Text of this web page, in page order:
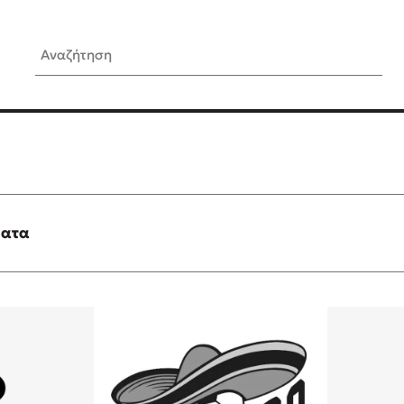
Αναζήτηση
είναι «το πρόβλημα»
Τι είναι η
Δανάη Δεληγεώργη απαντά!
Συγχαρητήρια, Πέθανες!